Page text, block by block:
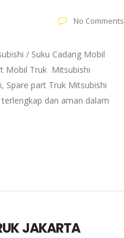
No Comments
/ Suku Cadang Mobil
Mobil Truk Mitsubishi
part Truk Mitsubishi
dan aman dalam
JAKARTA